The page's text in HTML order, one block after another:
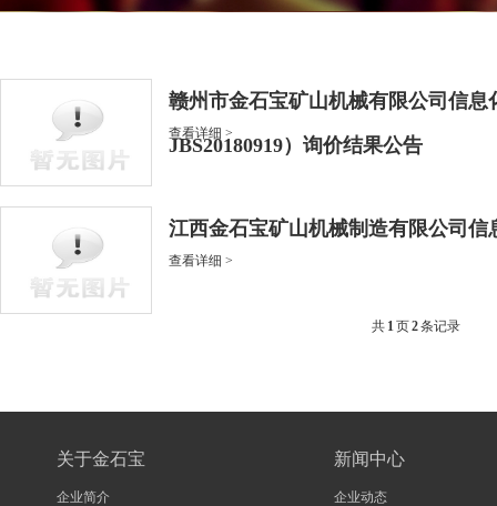
赣州市金石宝矿山机械有限公司信息
JBS20180919）询价结果公告
查看详细 >
江西金石宝矿山机械制造有限公司信
查看详细 >
共 1页2条记录
关于金石宝
企业简介
新闻中心
企业动态